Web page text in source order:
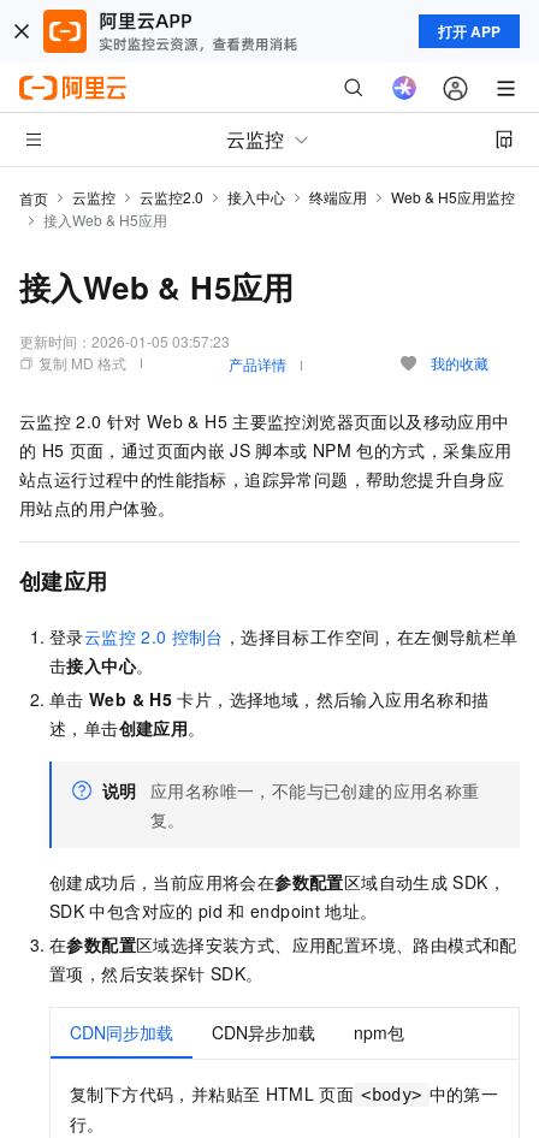
打开 APP
云监控
首页 云监控 云监控2.0 接入中心 终端应用
Web & H5应用监控
接入Web & H5应用
接入Web & H5应用
更新时间： 2026-01-05 03:57:23
复制 MD 格式
产品详情 我的收藏
云监控 2.0 针对 Web & H5 主要监控浏览器页面以及移动应用中
的 H5 页面，通过页面内嵌 JS 脚本或 NPM 包的方式，采集应用
站点运行过程中的性能指标，追踪异常问题，帮助您提升自身应
用站点的用户体验。
创建应用
登录云监控 2.0 控制台 ，选择目标工作空间，在左侧导航栏单
击接入中心。
单击 Web & H5 卡片，选择地域，然后输入应用名称和描
述，单击创建应用。
说明
应用名称唯一，不能与已创建的应用名称重
复。
创建成功后，当前应用将会在参数配置区域自动生成 SDK，
SDK 中包含对应的 pid 和 endpoint 地址。
在参数配置区域选择安装方式、应用配置环境、路由模式和配
置项，然后安装探针 SDK。
CDN同步加载 CDN异步加载 npm包
复制下方代码，并粘贴至 HTML 页面 <body> 中的第一
行。